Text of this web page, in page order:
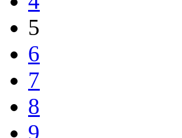
5
6
7
8
9